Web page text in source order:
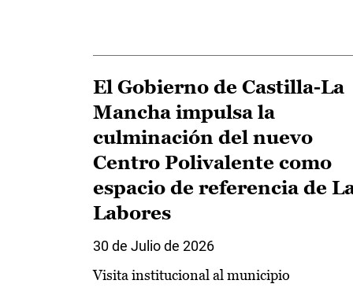
El Gobierno de Castilla-La
Mancha impulsa la
culminación del nuevo
Centro Polivalente como
espacio de referencia de
Labores
30 de Julio de 2026
Visita institucional al municipio